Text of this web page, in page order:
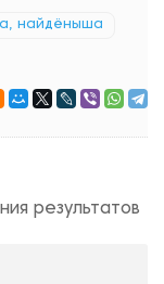
найдёныша
результатов